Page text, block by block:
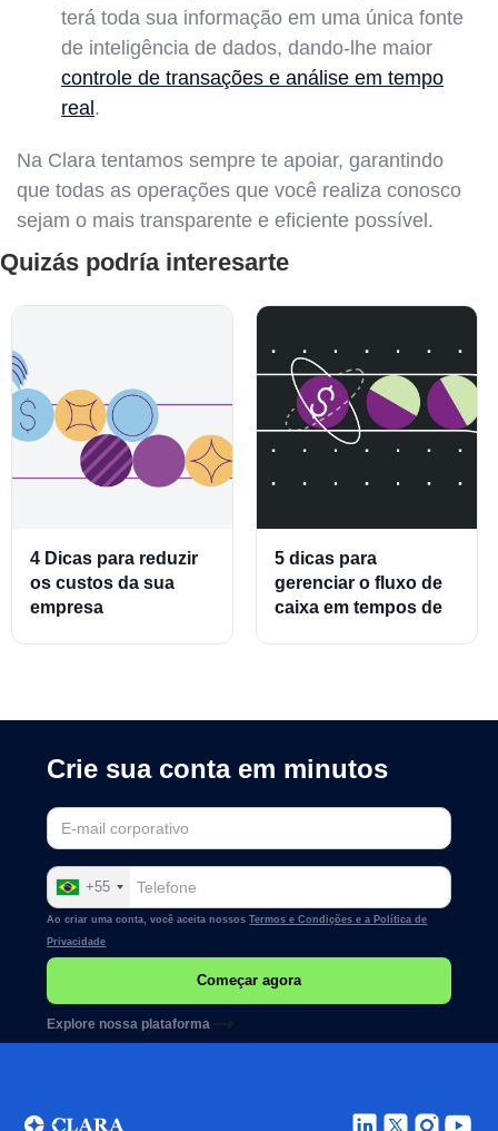
terá toda sua informação em uma única fonte
de inteligência de dados, dando-lhe maior
controle de transações e análise em tempo
real.
Na Clara tentamos sempre te apoiar, garantindo
que todas as operações que você realiza conosco
sejam o mais transparente e eficiente possível.
Quizás podría interesarte
4 Dicas para reduzir
os custos da sua
empresa
5 dicas para
gerenciar o fluxo de
caixa em tempos de
Crie sua conta em minutos
+55
Ao criar uma conta, você aceita nossosTermos e Condições e a Política de
Privacidade
Explore nossa plataforma